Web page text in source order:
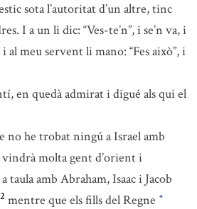
sota l’autoritat d’un altre, tinc
I a un li dic: “Ves-te’n”, i se’n va, i
al meu servent li mano: “Fes això”, i
en quedà admirat i digué als qui el
he trobat ningú a Israel amb
vindrà molta gent d’orient i
taula amb Abraham, Isaac i Jacob
mentre que els fills del Regne *